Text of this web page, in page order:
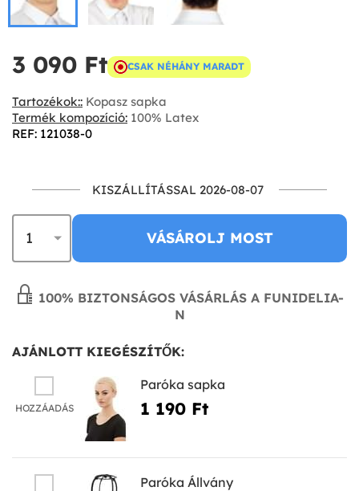
3 090 Ft‎ CSAK NÉHÁNY MARADT
Tartozékok:: Kopasz sapka
Termék kompozíció: 100% Latex
REF: 121038-0
KISZÁLLÍTÁSSAL 2026-08-07
VÁSÁROLJ MOST
100% BIZTONSÁGOS VÁSÁRLÁS A FUNIDELIA-
N
AJÁNLOTT KIEGÉSZÍTŐK:
HOZZÁADÁS
Paróka sapka
1 190 Ft‎
Paróka Állvány